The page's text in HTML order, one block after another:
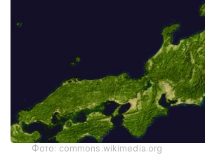
Фото: commons.wikimedia.org